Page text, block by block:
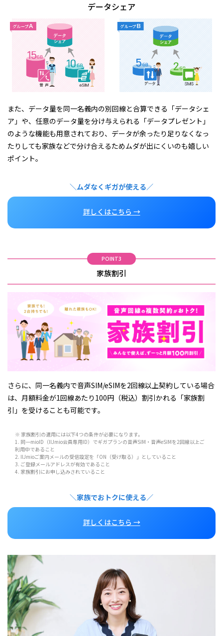
データシェア
また、データ量を同一名義内の別回線と合算できる「データシェ
ア」や、任意のデータ量を分け与えられる「データプレゼント」
のような機能も用意されており、データが余ったり足りなくなっ
たりしても家族などで分け合えるためムダが出にくいのも嬉しい
ポイント。
＼ムダなくギガが使える／
詳しくはこちら →
POINT3
家族割引
さらに、同一名義内で音声SIM/eSIMを2回線以上契約している場合
は、月額料金が1回線あたり100円（税込）割引かれる「家族割
引」を受けることも可能です。
※ 家族割引の適用には以下4つの条件が必要になります。
1. 同一mioID（IIJmio会員専用ID）でギガプランの音声SIM・音声eSIMを2回線以上ご
利用中であること
2. IIJmioご案内メールの受信設定を「ON（受け取る）」としていること
3. ご登録メールアドレスが有効であること
4. 家族割引にお申し込みされていること
＼家族でおトクに使える／
詳しくはこちら →